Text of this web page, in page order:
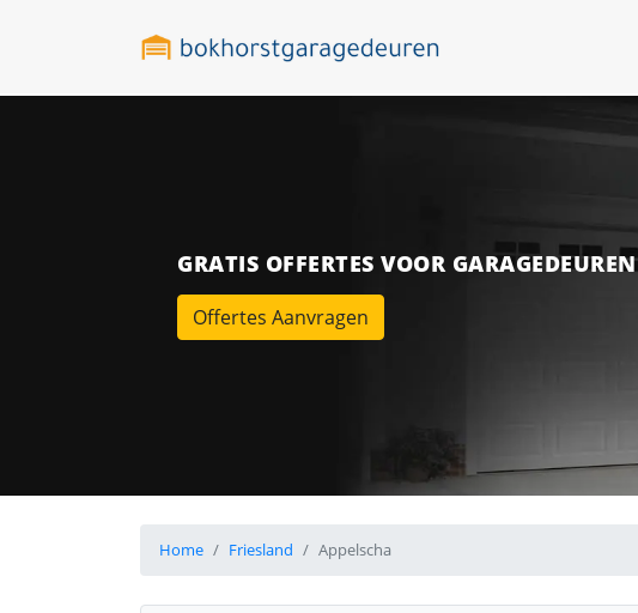
GRATIS OFFERTES VOOR GARAGEDEUREN
Offertes Aanvragen
Home Friesland Appelscha